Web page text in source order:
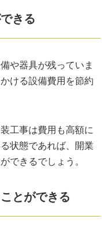
きる
や器具が残っていま
ける設備費用を節約
工事は費用も高額に
状態であれば、開業
できるでしょう。
とができる